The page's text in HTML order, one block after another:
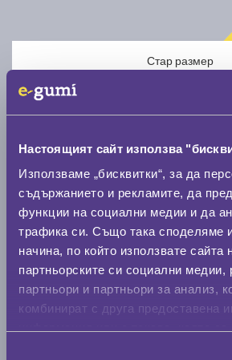
Настоящият сайт използва
Използваме „бисквитки“, за да
съдържанието и рекламите, да
функции на социални медии и да
трафика си. Също така споделяме
начина, по който използвате сайта
партньорските си социални медии,
партньори и партньори за анализ,
комбинират с друга предоставена
Стар размер
Нов размер
Стар размер
0 мм.